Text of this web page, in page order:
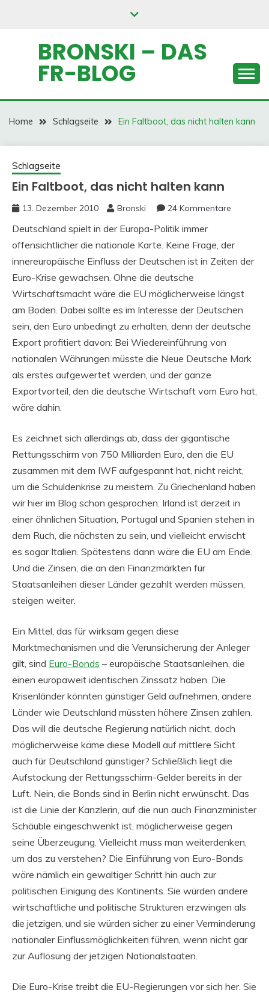
BRONSKI – DAS
FR-BLOG
Home Schlagseite Ein Faltboot, das nicht halten kann
Schlagseite
Ein Faltboot, das nicht halten kann
13. Dezember 2010 Bronski 24 Kommentare
Deutschland spielt in der Europa-Politik immer
offensichtlicher die nationale Karte. Keine Frage, der
innereuropäische Einfluss der Deutschen ist in Zeiten der
Euro-Krise gewachsen. Ohne die deutsche
Wirtschaftsmacht wäre die EU möglicherweise längst
am Boden. Dabei sollte es im Interesse der Deutschen
sein, den Euro unbedingt zu erhalten, denn der deutsche
Export profitiert davon: Bei Wiedereinführung von
nationalen Währungen müsste die Neue Deutsche Mark
als erstes aufgewertet werden, und der ganze
Exportvorteil, den die deutsche Wirtschaft vom Euro hat,
wäre dahin.
Es zeichnet sich allerdings ab, dass der gigantische
Rettungsschirm von 750 Milliarden Euro, den die EU
zusammen mit dem IWF aufgespannt hat, nicht reicht,
um die Schuldenkrise zu meistern. Zu Griechenland haben
wir hier im Blog schon gesprochen. Irland ist derzeit in
einer ähnlichen Situation, Portugal und Spanien stehen in
dem Ruch, die nächsten zu sein, und vielleicht erwischt
es sogar Italien. Spätestens dann wäre die EU am Ende.
Und die Zinsen, die an den Finanzmärkten für
Staatsanleihen dieser Länder gezahlt werden müssen,
steigen weiter.
Ein Mittel, das für wirksam gegen diese
Marktmechanismen und die Verunsicherung der Anleger
gilt, sind Euro-Bonds – europäische Staatsanleihen, die
einen europaweit identischen Zinssatz haben. Die
Krisenländer könnten günstiger Geld aufnehmen, andere
Länder wie Deutschland müssten höhere Zinsen zahlen.
Das will die deutsche Regierung natürlich nicht, doch
möglicherweise käme diese Modell auf mittlere Sicht
auch für Deutschland günstiger? Schließlich liegt die
Aufstockung der Rettungsschirm-Gelder bereits in der
Luft. Nein, die Bonds sind in Berlin nicht erwünscht. Das
ist die Linie der Kanzlerin, auf die nun auch Finanzminister
Schäuble eingeschwenkt ist, möglicherweise gegen
seine Überzeugung. Vielleicht muss man weiterdenken,
um das zu verstehen? Die Einführung von Euro-Bonds
wäre nämlich ein gewaltiger Schritt hin auch zur
politischen Einigung des Kontinents. Sie würden andere
wirtschaftliche und politische Strukturen erzwingen als
die jetzigen, und sie würden sicher zu einer Verminderung
nationaler Einflussmöglichkeiten führen, wenn nicht gar
zur Auflösung der jetzigen Nationalstaaten.
Die Euro-Krise treibt die EU-Regierungen vor sich her. Sie